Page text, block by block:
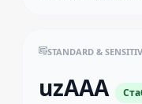
STANDARD &
uzAAA